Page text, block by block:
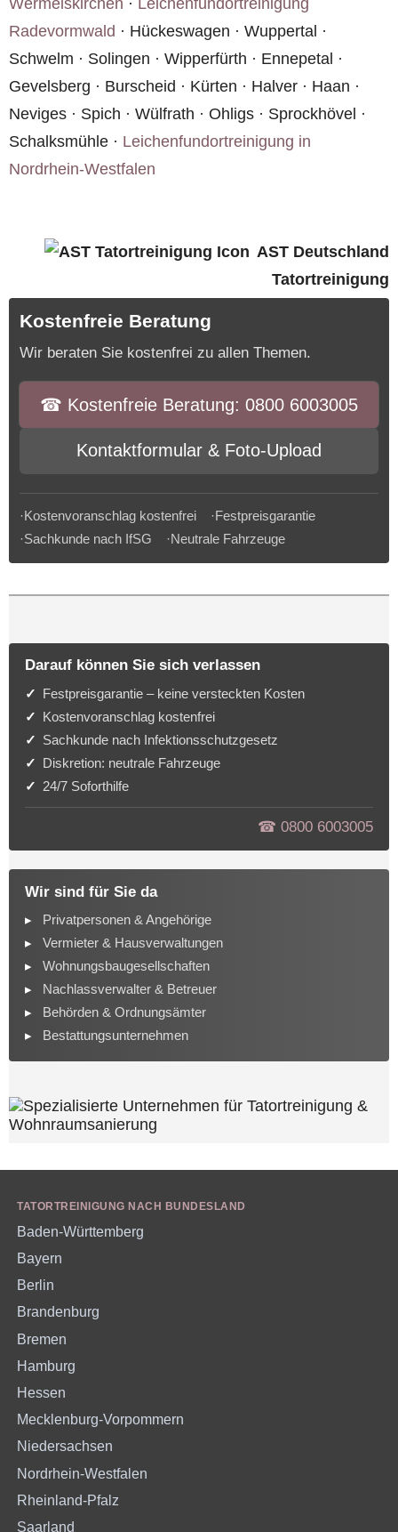
Wermelskirchen · Leichenfundortreinigung
Radevormwald · Hückeswagen · Wuppertal ·
Schwelm · Solingen · Wipperfürth · Ennepetal ·
Gevelsberg · Burscheid · Kürten · Halver · Haan ·
Neviges · Spich · Wülfrath · Ohligs · Sprockhövel ·
Schalksmühle · Leichenfundortreinigung in
Nordrhein-Westfalen
AST Deutschland
Tatortreinigung
Kostenfreie Beratung
Wir beraten Sie kostenfrei zu allen Themen.
☎︎ Kostenfreie Beratung: 0800 6003005
Kontaktformular & Foto-Upload
·Kostenvoranschlag kostenfrei ·Festpreisgarantie
·Sachkunde nach IfSG ·Neutrale Fahrzeuge
Darauf können Sie sich verlassen
Festpreisgarantie – keine versteckten Kosten
Kostenvoranschlag kostenfrei
Sachkunde nach Infektionsschutzgesetz
Diskretion: neutrale Fahrzeuge
24/7 Soforthilfe
☎︎ 0800 6003005
Wir sind für Sie da
Privatpersonen & Angehörige
Vermieter & Hausverwaltungen
Wohnungsbaugesellschaften
Nachlassverwalter & Betreuer
Behörden & Ordnungsämter
Bestattungsunternehmen
TATORTREINIGUNG NACH BUNDESLAND
Baden-Württemberg
Bayern
Berlin
Brandenburg
Bremen
Hamburg
Hessen
Mecklenburg-Vorpommern
Niedersachsen
Nordrhein-Westfalen
Rheinland-Pfalz
Saarland